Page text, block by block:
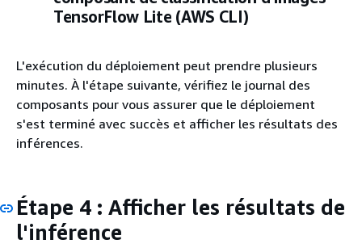
TensorFlow Lite (AWS CLI)
L'exécution du déploiement peut prendre plusieurs
minutes. À l'étape suivante, vérifiez le journal des
composants pour vous assurer que le déploiement
s'est terminé avec succès et afficher les résultats des
inférences.
Étape 4 : Afficher les résultats de
l'inférence